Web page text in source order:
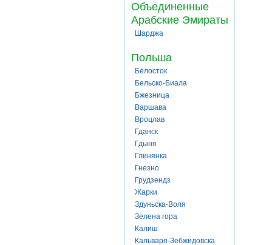
Объединенные
Арабские Эмираты
Шарджа
Польша
Белосток
Бельско-Биала
Бжезница
Варшава
Вроцлав
Гданск
Гдыня
Глинянка
Гнезно
Грудзендз
Жарки
Здуньска-Воля
Зелена гора
Калиш
Кальваря-Зебжидовска